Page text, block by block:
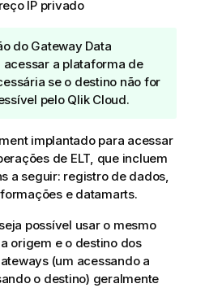
IP privado
do Gateway Data
acessar a plataforma de
se o destino não for
pelo Qlik Cloud.
implantado para acessar
de ELT, que incluem
a seguir: registro de dados,
e datamarts.
possível usar o mesmo
origem e o destino dos
(um acessando a
o destino) geralmente